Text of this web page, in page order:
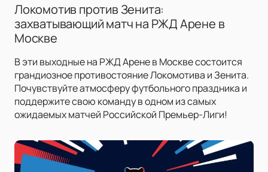
Локомотив против Зенита:
захватывающий матч на РЖД Арене в
Москве
В эти выходные на РЖД Арене в Москве состоится
грандиозное противостояние Локомотива и Зенита.
Почувствуйте атмосферу футбольного праздника и
поддержите свою команду в одном из самых
ожидаемых матчей Российской Премьер-Лиги!